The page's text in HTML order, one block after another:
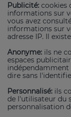
Publicité: cookies
informations sur
vous avez
informations sur
adresse IP. Il
Anonyme: ils ne
espaces
indépendamment
dire sans
Personnalisé: ils
de l'utilisateur du
personnalisation